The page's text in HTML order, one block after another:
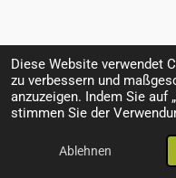
Diese Website verwendet
zu verbessern und
anzuzeigen. Indem Sie auf
stimmen Sie der
Ablehnen
E-Mail Telefon